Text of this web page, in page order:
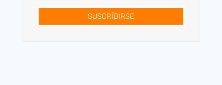
SUSCRÍBIRSE